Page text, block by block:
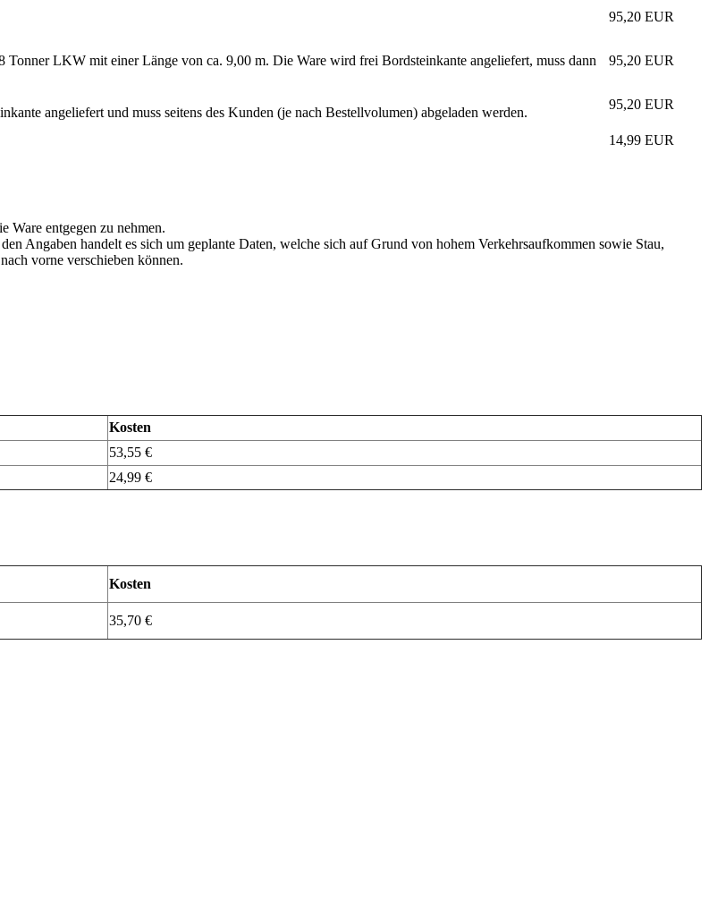
95,20 EUR
LKW mit einer Länge von ca. 9,00 m. Die Ware wird frei Bordsteinkante angeliefert, muss dann
95,20 EUR
angeliefert und muss seitens des Kunden (je nach Bestellvolumen) abgeladen werden.
95,20 EUR
14,99 EUR
Ware entgegen zu nehmen.
Angaben handelt es sich um geplante Daten, welche sich auf Grund von hohem Verkehrsaufkommen sowie Stau,
vorne verschieben können.
Kosten
53,55 €
24,99 €
Kosten
35,70 €